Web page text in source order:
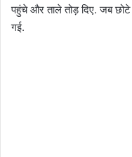
पहुंचे और ताले तोड़ दिए. जब
गई.